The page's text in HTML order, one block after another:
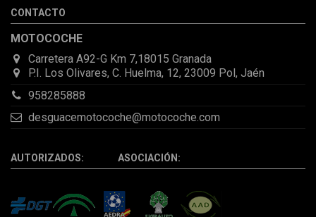
la pieza llegó correcta y bien embalada, además de llegarme 2
CONTACTO
MOTOCOCHE
Carretera A92-G Km 7,18015 Granada
P.I. Los Olivares, C. Huelma, 12, 23009 Pol, Jaén
958285888
desguacemotocoche@motocoche.com
AUTORIZADOS: ASOCIACIÓN: